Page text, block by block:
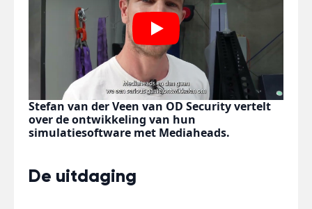
Play
Stefan van der Veen van OD Security vertelt
over de ontwikkeling van hun
simulatiesoftware met Mediaheads.
De uitdaging